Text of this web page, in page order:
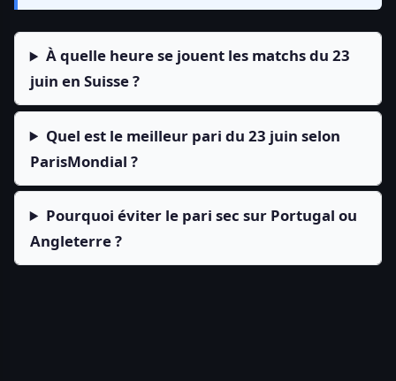
À quelle heure se jouent les matchs du 23
juin en Suisse ?
Quel est le meilleur pari du 23 juin selon
ParisMondial ?
Pourquoi éviter le pari sec sur Portugal ou
Angleterre ?